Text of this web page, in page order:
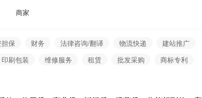
商家
保 财务 法律咨询/翻译 物流快递
建站推广
印刷包装 维修服务 租赁 批发采购
商标专利